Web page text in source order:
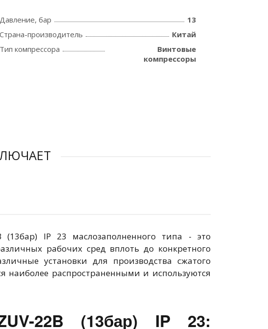
Давление, бар
13
Страна-производитель
Китай
Тип компрессора
Винтовые
компрессоры
IP 23 маслозаполненного типа - это
рабочих сред вплоть до конкретного
установки для производства сжатого
наиболее распространенными и используются
22B (13бар) IP 23: